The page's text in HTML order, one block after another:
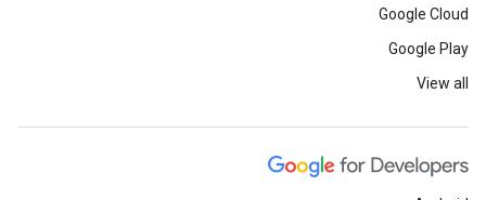
Google Cloud
Google Play
View all